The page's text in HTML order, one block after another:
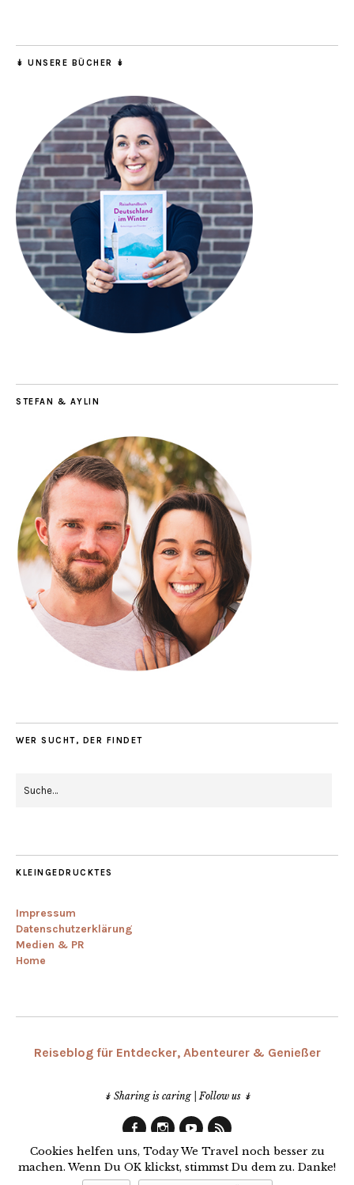
↡ UNSERE BÜCHER ↡
STEFAN & AYLIN
WER SUCHT, DER FINDET
KLEINGEDRUCKTES
Impressum
Datenschutzerklärung
Medien & PR
Home
Reiseblog für Entdecker, Abenteurer & Genießer
↡ Sharing is caring | Follow us ↡
Facebook
Instagram
Youtube
RSS
© 2013-2019 Today We Travel | Made with ♥ in Bremen | Germany
Cookies helfen uns, Today We Travel noch besser zu
machen. Wenn Du OK klickst, stimmst Du dem zu. Danke!